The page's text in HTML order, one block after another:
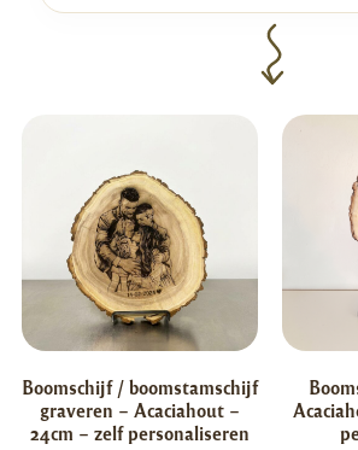
Boomschijf / boomstamschijf
graveren – Acaciahout –
24cm – zelf personaliseren